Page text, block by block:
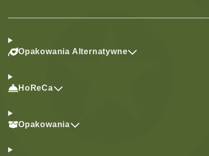
Opakowania Alternatywne
HoReCa
Opakowania